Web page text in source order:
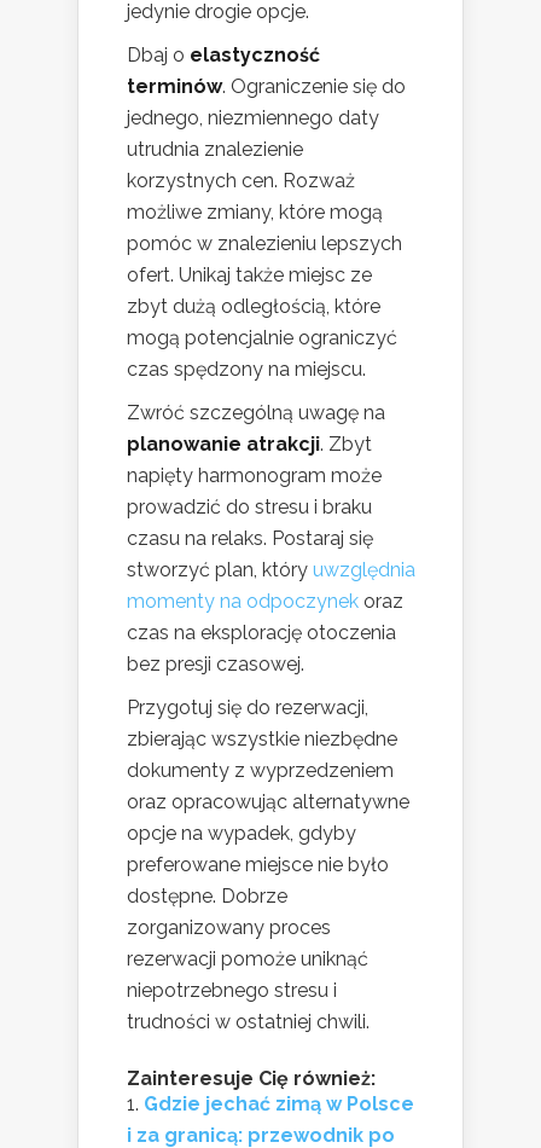
jedynie drogie opcje.
Dbaj o elastyczność
terminów. Ograniczenie się do
jednego, niezmiennego daty
utrudnia znalezienie
korzystnych cen. Rozważ
możliwe zmiany, które mogą
pomóc w znalezieniu lepszych
ofert. Unikaj także miejsc ze
zbyt dużą odległością, które
mogą potencjalnie ograniczyć
czas spędzony na miejscu.
Zwróć szczególną uwagę na
planowanie atrakcji. Zbyt
napięty harmonogram może
prowadzić do stresu i braku
czasu na relaks. Postaraj się
stworzyć plan, który uwzględnia
momenty na odpoczynek oraz
czas na eksplorację otoczenia
bez presji czasowej.
Przygotuj się do rezerwacji,
zbierając wszystkie niezbędne
dokumenty z wyprzedzeniem
oraz opracowując alternatywne
opcje na wypadek, gdyby
preferowane miejsce nie było
dostępne. Dobrze
zorganizowany proces
rezerwacji pomoże uniknąć
niepotrzebnego stresu i
trudności w ostatniej chwili.
Zainteresuje Cię również:
Gdzie jechać zimą w Polsce
i za granicą: przewodnik po